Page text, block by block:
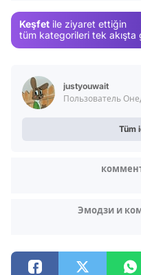
Keşfet ile ziyaret ettiğin
tüm kategorileri tek akışta
justyouwait
Пользователь
Tüm
Эмодзи и